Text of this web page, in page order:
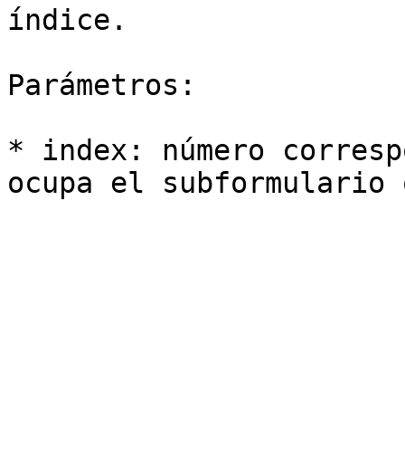
índice.
Parámetros:
* index: número